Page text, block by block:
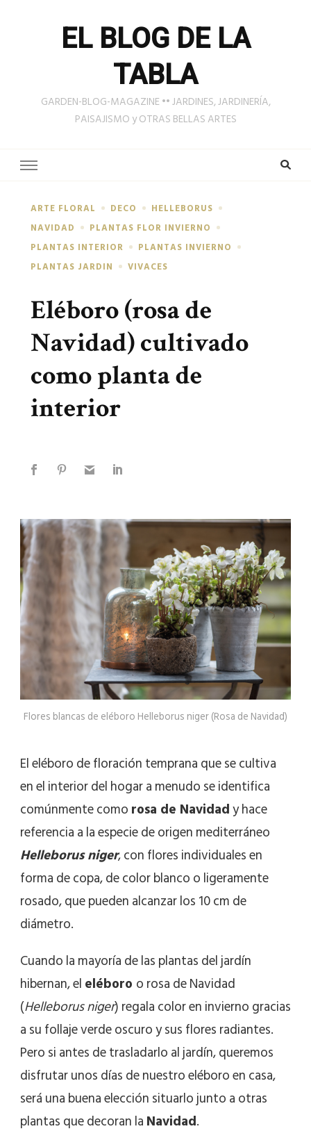
EL BLOG DE LA
TABLA
GARDEN-BLOG-MAGAZINE •• JARDINES, JARDINERÍA,
PAISAJISMO y OTRAS BELLAS ARTES
ARTE FLORAL DECO
HELLEBORUS
NAVIDAD
PLANTAS FLOR INVIERNO
PLANTAS INTERIOR
PLANTAS INVIERNO
PLANTAS JARDIN
VIVACES
Eléboro (rosa de
Navidad) cultivado
como planta de
interior
Flores blancas de eléboro Helleborus niger (Rosa de Navidad)
El eléboro de floración temprana que se cultiva
en el interior del hogar a menudo se identifica
comúnmente comorosa de Navidady hace
referencia a la especie de origen mediterráneo
Helleborus niger, con flores individuales en
forma de copa, de color blanco o ligeramente
rosado, que pueden alcanzar los 10 cm de
diámetro.
Cuando la mayoría de las plantas del jardín
hibernan, eleléboro o rosa de Navidad
(Helleborusniger) regala color en invierno gracias
a su follaje verde oscuro y sus flores radiantes.
Pero si antes de trasladarlo al jardín, queremos
disfrutar unos días de nuestro eléboro en casa,
será una buena elección situarlo junto a otras
plantas que decoran laNavidad.